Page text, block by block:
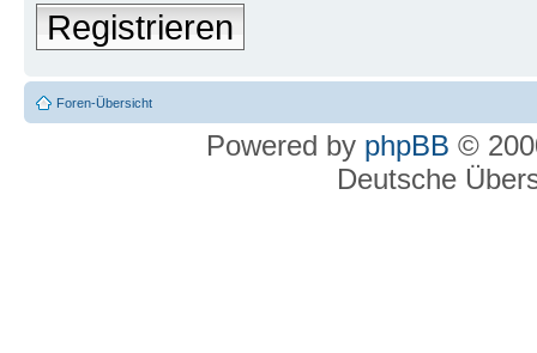
Registrieren
Foren-Übersicht
Powered by phpBB ©
Deutsche